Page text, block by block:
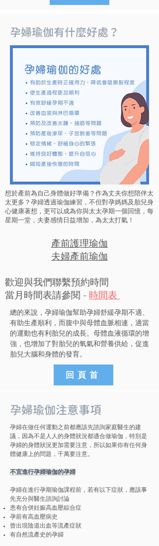
孕婦瑜伽有什麼好處？
想於產前為自己身體做好準備？作為丈夫你想陪伴太
太更多？孕婦透過瑜伽練習，不但對孕媽媽及胎兒身
心健康著想，更可以成為你與太太孕期一個回憶，每
星期一堂，夫妻感情日益增加，為太太打氣！
產前護理瑜伽
​夫婦產前瑜伽
歡迎與我們聯繫預約時間
當月時間表請參閱 - 時間表
總的來說，孕婦瑜伽幫助孕婦舒緩孕期不適、
有助生產順利，而腹中與母體血脈相連，適當
的運動也有利胎兒的成長。母體血液循環的增
強，也增加了對胎兒的氧氣和營養供給，促進
胎兒大腦和身體的發育。
回頁首
孕婦瑜伽注意事項
孕婦在做任何運動之前都應該先諮詢家庭醫生的建
議，因為不是人人的身體狀況都適合做瑜伽，特別是
孕婦的身體狀況更加需要注意，所以如果你有任何身
體健康上的問題，千萬要注意。
不宜進行孕婦瑜伽的孕婦
孕婦在進行孕期瑜伽課程前，若有以下症狀，應該事
先充分與醫生諮詢討論
患有合併妊娠高血壓綜合症
孕前有高血壓病史
曾出現陰道出血等流產症狀
有自然流產史的孕婦